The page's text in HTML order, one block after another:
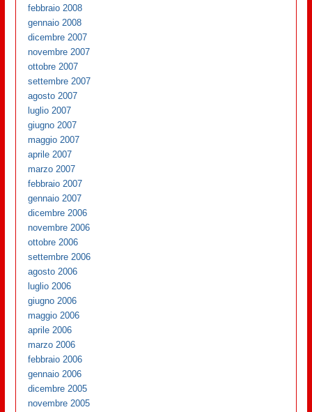
febbraio 2008
gennaio 2008
dicembre 2007
novembre 2007
ottobre 2007
settembre 2007
agosto 2007
luglio 2007
giugno 2007
maggio 2007
aprile 2007
marzo 2007
febbraio 2007
gennaio 2007
dicembre 2006
novembre 2006
ottobre 2006
settembre 2006
agosto 2006
luglio 2006
giugno 2006
maggio 2006
aprile 2006
marzo 2006
febbraio 2006
gennaio 2006
dicembre 2005
novembre 2005